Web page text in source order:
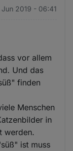
Jun 2019 - 06:41
vor allem
Und das
finden
Menschen
in
werden.
ist muss